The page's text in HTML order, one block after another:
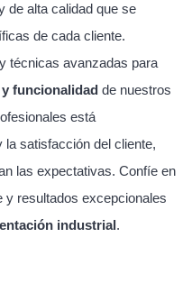
de alta calidad que se
de cada cliente.
técnicas avanzadas para
funcionalidad de nuestros
está
satisfacción del cliente,
las expectativas. Confíe en
y resultados excepcionales
industrial.